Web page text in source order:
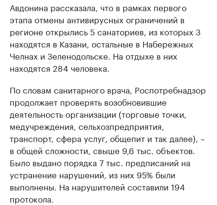
Авдонина рассказала, что в рамках первого
этапа отмены антивирусных ограничений в
регионе открылись 5 санаториев, из которых 3
находятся в Казани, остальные в Набережных
Челнах и Зеленодольске. На отдыхе в них
находятся 284 человека.
По словам санитарного врача, Роспотребнадзор
продолжает проверять возобновившие
деятельность организации (торговые точки,
медучреждения, сельхозпредприятия,
транспорт, сфера услуг, общепит и так далее), –
в общей сложности, свыше 9,6 тыс. объектов.
Было выдано порядка 7 тыс. предписаний на
устранение нарушений, из них 95% были
выполнены. На нарушителей составили 194
протокола.